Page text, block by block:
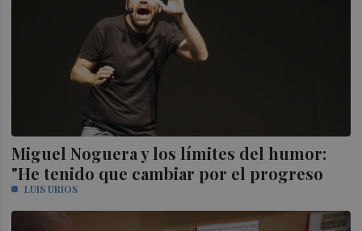
Miguel Noguera y los límites del humor:
"He tenido que cambiar por el progreso
LUIS URIOS